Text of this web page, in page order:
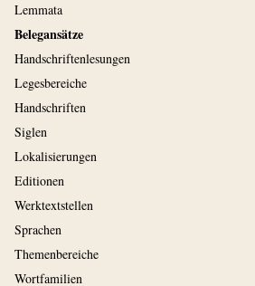
Lemmata
Belegansätze
Handschriftenlesungen
Legesbereiche
Handschriften
Siglen
Lokalisierungen
Editionen
Werktextstellen
Sprachen
Themenbereiche
Wortfamilien